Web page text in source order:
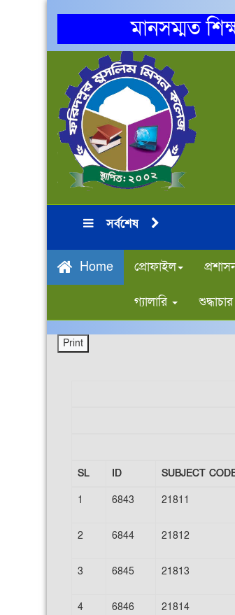
মানসম্মত
সর্বশেষ
Home প্রোফাইল
গ্যালারি
SL
ID SUBJECT
1
6843 21811
2 6844 21812
3 6845 21813
4 6846 21814